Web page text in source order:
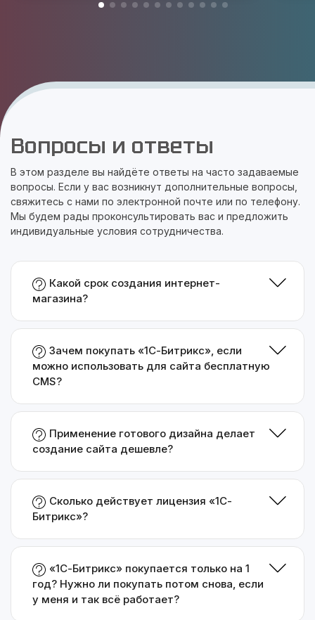
Вопросы и ответы
В этом разделе вы найдёте ответы на часто задаваемые
вопросы. Если у вас возникнут дополнительные вопросы,
свяжитесь с нами по электронной почте или по телефону.
Мы будем рады проконсультировать вас и предложить
индивидуальные условия сотрудничества.
Какой срок создания интернет-
магазина?
Зачем покупать «1С-Битрикс», если
можно использовать для сайта бесплатную
CMS?
Применение готового дизайна делает
создание сайта дешевле?
Сколько действует лицензия «1С-
Битрикс»?
«1С-Битрикс» покупается только на 1
год? Нужно ли покупать потом снова, если
у меня и так всё работает?